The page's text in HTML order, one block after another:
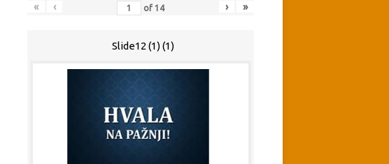
« ‹ of 14 › »
Slide12 (1) (1)